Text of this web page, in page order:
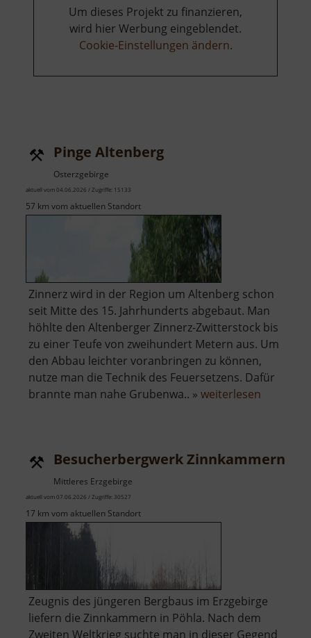
Um dieses Projekt zu finanzieren,
wird hier Werbung eingeblendet.
Cookie-Einstellungen ändern.
Pinge Altenberg
Osterzgebirge
aktuell vom 04.06.2026 / Zugriffe: 15133
57 km vom aktuellen Standort
Zinnerz wird in der Region um Altenberg schon
seit Mitte des 15. Jahrhunderts abgebaut. Man
höhlte den Altenberger Zinnerz-Zwitterstock bis
zu einer Teufe von zweihundert Metern aus. Um
den Abbau leichter voranbringen zu können,
nutze man die Technik des Feuersetzens. Dafür
brannte man nahe Grubenwa.. » weiterlesen
Besucherbergwerk Zinnkammern
Mittleres Erzgebirge
aktuell vom 07.06.2026 / Zugriffe: 30527
17 km vom aktuellen Standort
Zeugnis des jüngeren Bergbaus im Erzgebirge
liefern die Zinnkammern in Pöhla. Nach dem
Zweiten Weltkrieg suchte man in dieser Gegend